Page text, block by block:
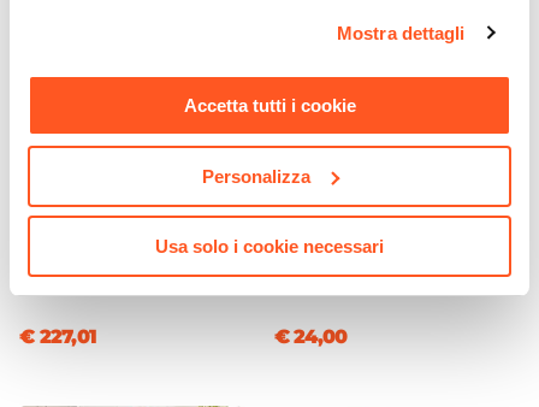
momento. Per maggiori informazioni si invita a leggere la
nostraCookie Policy.
Mostra dettagli
Accetta tutti i cookie
Personalizza
Usa solo i cookie necessari
Posti A Sedere
CODICE:HM-13CN
Porta tv 130x50h cm in
Hermosa
€ 227,01
CODICE:ELE-P2GC
Pouf contenitore 29 cm
con base argento - Elenor
€ 24,00